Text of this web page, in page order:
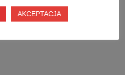
AKCEPTACJA